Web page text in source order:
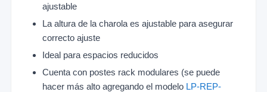
ajustable
La altura de la charola es ajustable para asegurar
correcto ajuste
Ideal para espacios reducidos
Cuenta con postes rack modulares (se puede
hacer más alto agregando el modelo LP-REP-